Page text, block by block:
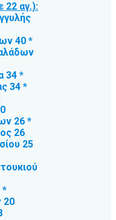
22 αγ.):
40 *
34 *
34 *
26 *
26
25
*
20